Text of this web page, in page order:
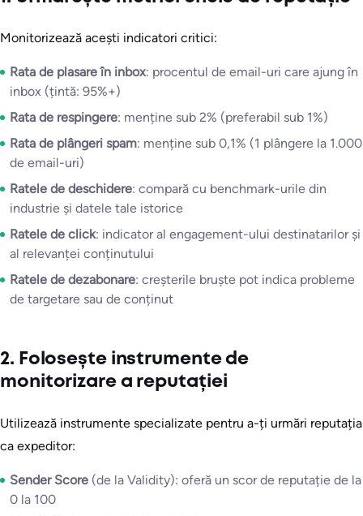
Monitorizează acești indicatori critici:
Rata de plasare în inbox: procentul de email-uri care ajung în
inbox (țintă: 95%+)
Rata de respingere: menține sub 2% (preferabil sub 1%)
Rata de plângeri spam: menține sub 0,1% (1 plângere la 1.000
de email-uri)
Ratele de deschidere: compară cu benchmark-urile din
industrie și datele tale istorice
Ratele de click: indicator al engagement-ului destinatarilor și
al relevanței conținutului
Ratele de dezabonare: creșterile bruște pot indica probleme
de targetare sau de conținut
2. Folosește instrumente de
monitorizare a reputației
Utilizează instrumente specializate pentru a-ți urmări reputația
ca expeditor:
Sender Score (de la Validity): oferă un scor de reputație de la
0 la 100